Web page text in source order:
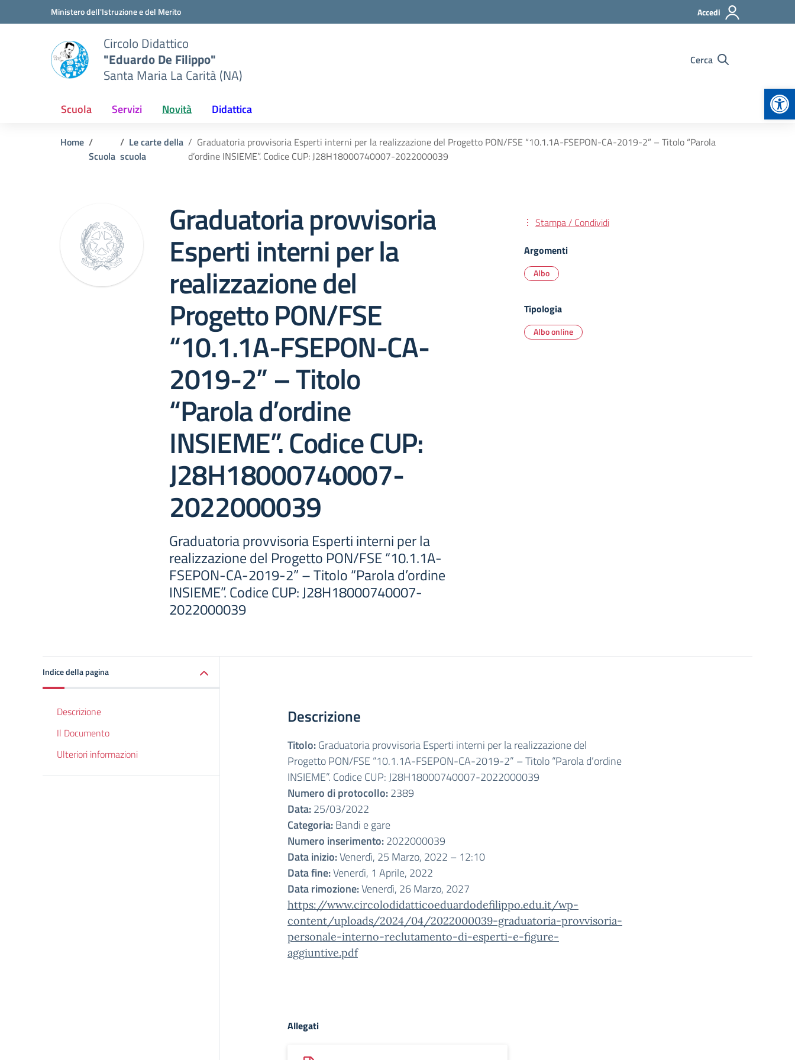
Vai ai contenuti
Vai al menu di navigazioneMinistero dell'Istruzione e del Merito Accedi
Circolo Didattico
"Eduardo De Filippo"
Santa Maria La Carità (NA)
Cerca
Scuola Servizi Novità Didattica
Home
Scuola
Le carte della
scuola
Graduatoria provvisoria Esperti interni per la realizzazione del Progetto PON/FSE “10.1.1A-FSEPON-CA-2019-2” – Titolo “Parola
d’ordine INSIEME”. Codice CUP: J28H18000740007-2022000039
Graduatoria provvisoria
Esperti interni per la
realizzazione del
Progetto PON/FSE
“10.1.1A-FSEPON-CA-
2019-2” – Titolo
“Parola d’ordine
INSIEME”. Codice CUP:
J28H18000740007-
2022000039
Graduatoria provvisoria Esperti interni per la
realizzazione del Progetto PON/FSE “10.1.1A-
FSEPON-CA-2019-2” – Titolo “Parola d’ordine
INSIEME”. Codice CUP: J28H18000740007-
2022000039
Stampa / Condividi
Argomenti
Albo
Tipologia
Albo online
Indice della pagina
Descrizione
Il Documento
Ulteriori informazioni
Descrizione
Titolo:Graduatoria provvisoria Esperti interni per la realizzazione del
Progetto PON/FSE “10.1.1A-FSEPON-CA-2019-2” – Titolo “Parola d’ordine
INSIEME”. Codice CUP: J28H18000740007-2022000039
Numero di protocollo:2389
Data:25/03/2022
Categoria:Bandi e gare
Numero inserimento:2022000039
Data inizio:Venerdì, 25 Marzo, 2022 – 12:10
Data fine:Venerdì, 1 Aprile, 2022
Data rimozione:Venerdì, 26 Marzo, 2027
https://www.circolodidatticoeduardodefilippo.edu.it/wp-
content/uploads/2024/04/2022000039-graduatoria-provvisoria-
personale-interno-reclutamento-di-esperti-e-figure-
aggiuntive.pdf
Allegati